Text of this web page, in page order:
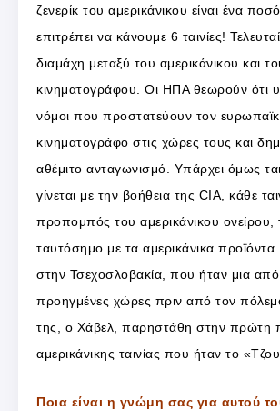
ζενερίκ του αμερικάνικου είναι ένα
επιτρέπει να κάνουμε 6 ταινίες!
διαμάχη μεταξύ του αμερικάνικου και
κινηματογράφου. Οι ΗΠΑ θεωρούν ότι
νόμοι που προστατεύουν τον
κινηματογράφο στις χώρες τους και
αθέμιτο ανταγωνισμό. Υπάρχει όμως
γίνεται με την βοήθεια της CIA, κάθε
προπομπός του αμερικάνικου ονείρου,
ταυτόσημο με τα αμερικάνικα προϊόντα.
στην Τσεχοσλοβακία, που ήταν μια από
προηγμένες χώρες πριν από τον
της, ο Χάβελ, παρηστάθη στην πρώτη
αμερικάνικης ταινίας που ήταν το
Ποια είναι η γνώμη σας για αυτού